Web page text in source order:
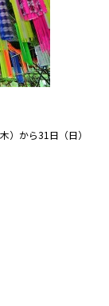
）から31日（日）